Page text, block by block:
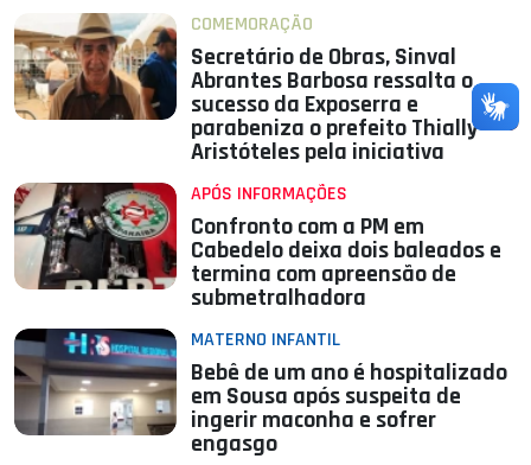
COMEMORAÇÃO
Secretário de Obras, Sinval
Abrantes Barbosa ressalta o
sucesso da Exposerra e
parabeniza o prefeito Thially
Aristóteles pela iniciativa
APÓS INFORMAÇÕES
Confronto com a PM em
Cabedelo deixa dois baleados e
termina com apreensão de
submetralhadora
MATERNO INFANTIL
Bebê de um ano é hospitalizado
em Sousa após suspeita de
ingerir maconha e sofrer
engasgo